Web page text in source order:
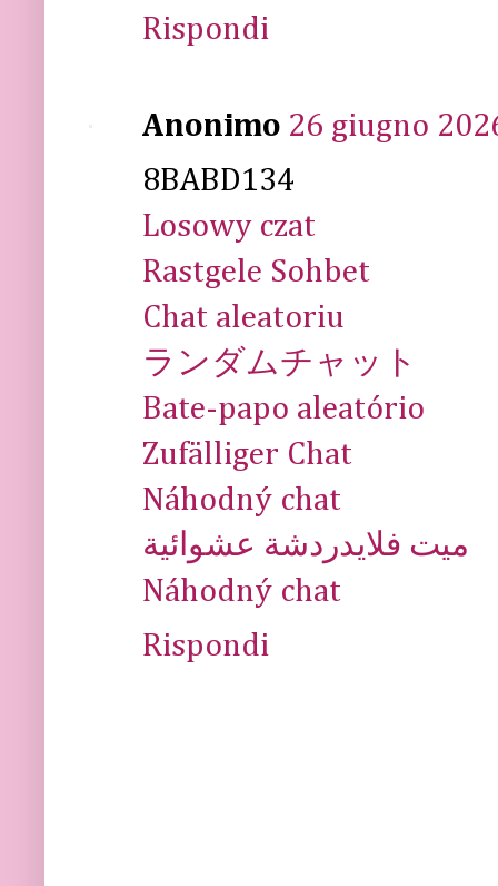
Rispondi
Anonimo 26 giugno
8BABD134
Losowy czat
Rastgele Sohbet
Chat aleatoriu
ランダムチャット
Bate-papo aleatório
Zufälliger Chat
Náhodný chat
ميت فلايدردشة عشوائية
Náhodný chat
Rispondi